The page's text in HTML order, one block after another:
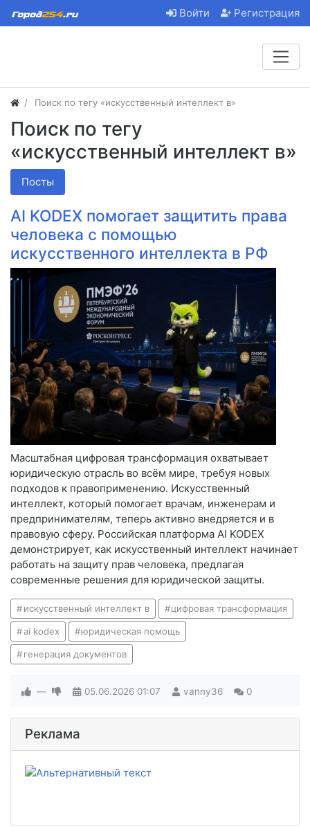
Войти Регистрация
Поиск по тегу «искусственный интеллект в»
Поиск по тегу
«искусственный интеллект в»
Посты
AI KODEX помогает защитить права
человека с помощью
искусственного интеллекта в РФ
Масштабная цифровая трансформация охватывает
юридическую отрасль во всём мире, требуя новых
подходов к правоприменению. Искусственный
интеллект, который помогает врачам, инженерам и
предпринимателям, теперь активно внедряется и в
правовую сферу. Российская платформа AI KODEX
демонстрирует, как искусственный интеллект начинает
работать на защиту прав человека, предлагая
современные решения для юридической защиты.
искусственный интеллект в цифровая трансформация
ai kodex юридическая помощь
генерация документов
— 05.06.2026 01:07 vanny36 0
Реклама